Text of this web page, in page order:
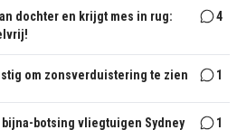
dochter en krijgt mes in rug:
4
om zonsverduistering te zien 1
botsing vliegtuigen Sydney
1